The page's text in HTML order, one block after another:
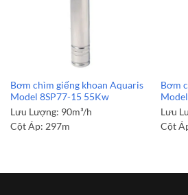
Bơm chìm giếng khoan Aquaris
Model 8SP77-15 55Kw
Lưu Lượng: 90m³/h
Cột Áp: 297m
Bơm
Lưu
Cột